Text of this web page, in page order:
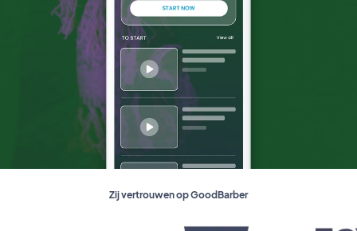
Zij vertrouwen op GoodBarber